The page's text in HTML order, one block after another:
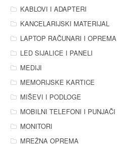
KABLOVI I ADAPTERI
KANCELARIJSKI MATERIJAL
LAPTOP RAČUNARI I OPREMA
LED SIJALICE I PANELI
MEDIJI
MEMORIJSKE KARTICE
MIŠEVI I PODLOGE
MOBILNI TELEFONI I PUNJAČI
MONITORI
MREŽNA OPREMA